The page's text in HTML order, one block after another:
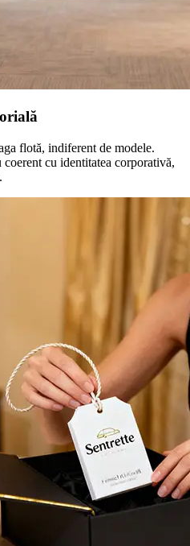
flotă, indiferent de modele.
cu identitatea corporativă,